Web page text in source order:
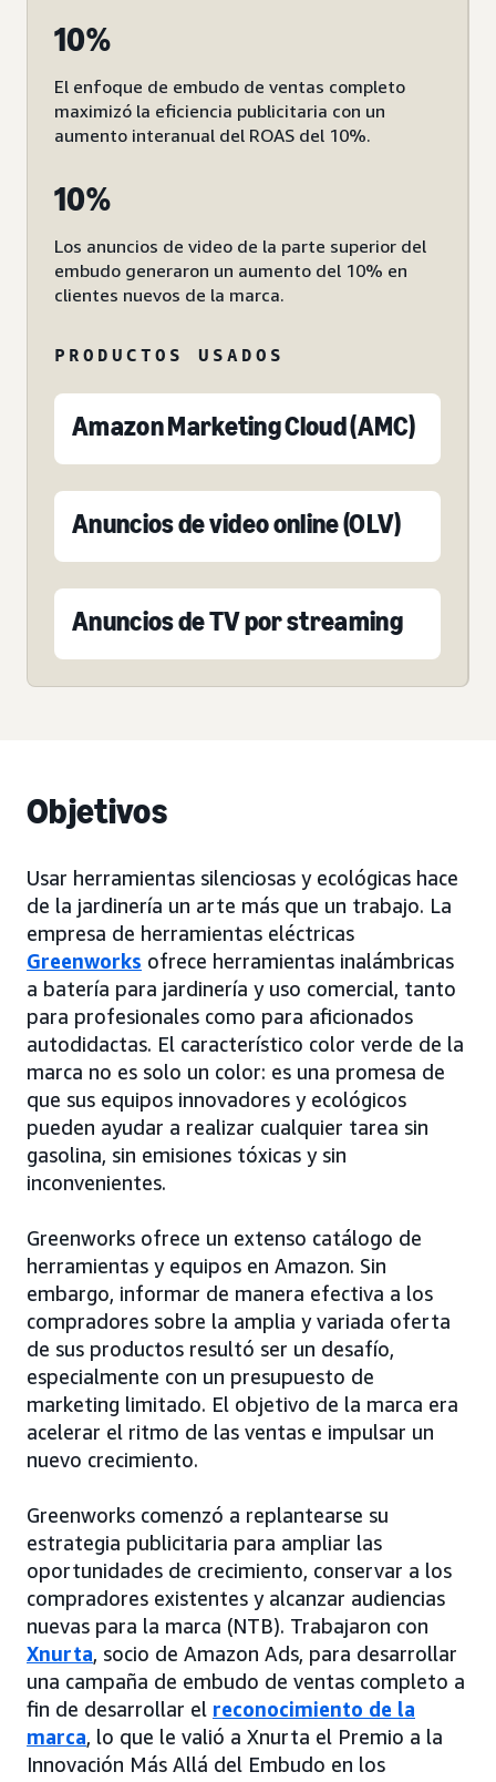
10%
El enfoque de embudo de ventas completo
maximizó la eficiencia publicitaria con un
aumento interanual del ROAS del 10%.
10%
Los anuncios de video de la parte superior del
embudo generaron un aumento del 10% en
clientes nuevos de la marca.
PRODUCTOS USADOS
Amazon Marketing Cloud (AMC)
Anuncios de video online (OLV)
Anuncios de TV por streaming
Objetivos
Usar herramientas silenciosas y ecológicas hace
de la jardinería un arte más que un trabajo. La
empresa de herramientas eléctricas
Greenworks ofrece herramientas inalámbricas
a batería para jardinería y uso comercial, tanto
para profesionales como para aficionados
autodidactas. El característico color verde de la
marca no es solo un color: es una promesa de
que sus equipos innovadores y ecológicos
pueden ayudar a realizar cualquier tarea sin
gasolina, sin emisiones tóxicas y sin
inconvenientes.
Greenworks ofrece un extenso catálogo de
herramientas y equipos en Amazon. Sin
embargo, informar de manera efectiva a los
compradores sobre la amplia y variada oferta
de sus productos resultó ser un desafío,
especialmente con un presupuesto de
marketing limitado. El objetivo de la marca era
acelerar el ritmo de las ventas e impulsar un
nuevo crecimiento.
Greenworks comenzó a replantearse su
estrategia publicitaria para ampliar las
oportunidades de crecimiento, conservar a los
compradores existentes y alcanzar audiencias
nuevas para la marca (NTB). Trabajaron con
Xnurta, socio de Amazon Ads, para desarrollar
una campaña de embudo de ventas completo a
fin de desarrollar el reconocimiento de la
marca, lo que le valió a Xnurta el Premio a la
Innovación Más Allá del Embudo en los